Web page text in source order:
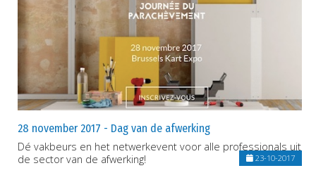
28 november 2017 - Dag van de afwerking
Dé vakbeurs en het netwerkevent voor alle professionals uit
de sector van de afwerking!
23-10-2017